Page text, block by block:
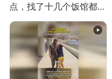
点，找了十几个饭馆都没